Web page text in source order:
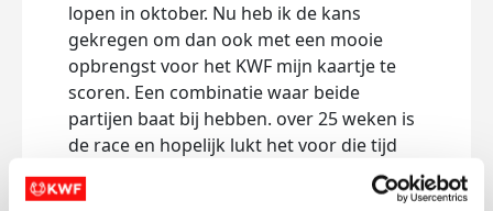
lopen in oktober. Nu heb ik de kans
gekregen om dan ook met een mooie
opbrengst voor het KWF mijn kaartje te
scoren. Een combinatie waar beide
partijen baat bij hebben. over 25 weken is
de race en hopelijk lukt het voor die tijd
mijn doel te behalen van minimaal €500!